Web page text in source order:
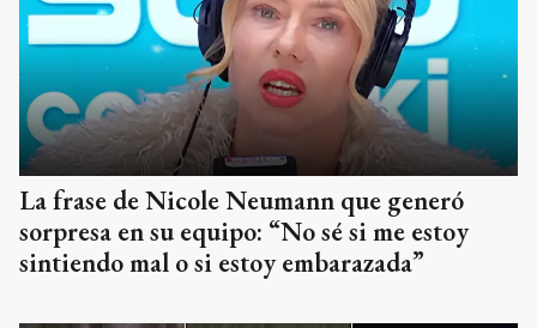
La frase de Nicole Neumann que generó
sorpresa en su equipo: “No sé si me estoy
sintiendo mal o si estoy embarazada”